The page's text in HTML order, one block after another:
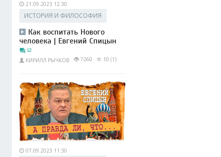
21.09.2023 12:30
ИСТОРИЯ И ФИЛОСОФИЯ
Как воспитать Нового
человека | Евгений Спицын
12
КИРИЛЛ РЫЧКОВ 7260 10 (1)
07.09.2023 11:30